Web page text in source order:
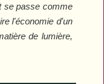
se passe comme
l'économie d'un
de lumière,